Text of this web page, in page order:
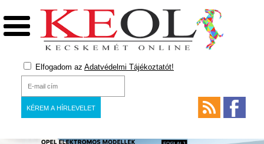
Elfogadom az Adatvédelmi Tájékoztatót!